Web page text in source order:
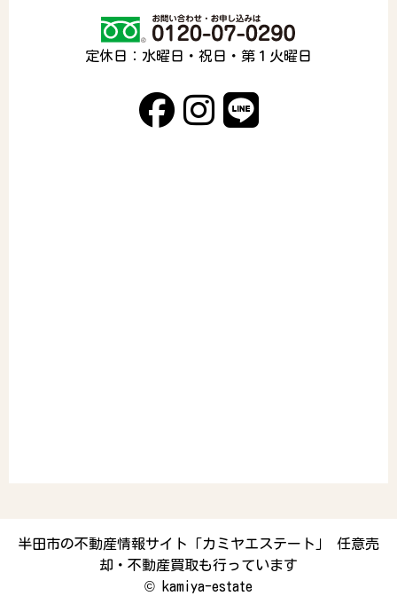
定休日：水曜日・祝日・第１火曜日
半田市の不動産情報サイト「カミヤエステート」 任意売
却・不動産買取も行っています
©
kamiya-estate